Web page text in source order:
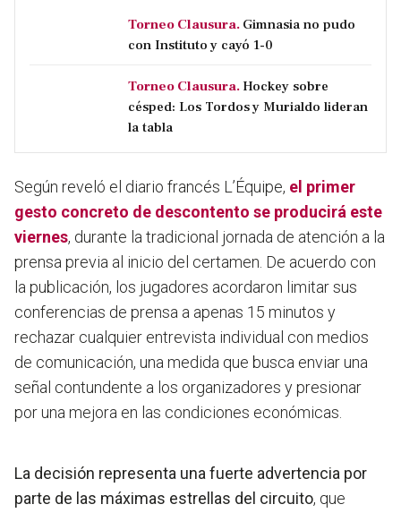
Torneo Clausura. Gimnasia no pudo
con Instituto y cayó 1-0
Torneo Clausura. Hockey sobre
césped: Los Tordos y Murialdo lideran
la tabla
Según reveló el diario francés L’Équipe, el primer
gesto concreto de descontento se producirá este
viernes, durante la tradicional jornada de atención a la
prensa previa al inicio del certamen. De acuerdo con
la publicación, los jugadores acordaron limitar sus
conferencias de prensa a apenas 15 minutos y
rechazar cualquier entrevista individual con medios
de comunicación, una medida que busca enviar una
señal contundente a los organizadores y presionar
por una mejora en las condiciones económicas.
La decisión representa una fuerte advertencia por
parte de las máximas estrellas del circuito, que